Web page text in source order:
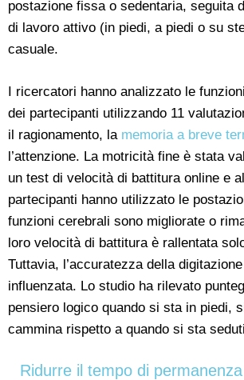
postazione fissa o sedentaria, seguita
di lavoro attivo (in piedi, a piedi o su
casuale.
I ricercatori hanno analizzato le
dei partecipanti utilizzando 11
il ragionamento, la memoria a breve
l’attenzione. La motricità fine è stata
un test di velocità di battitura online e
partecipanti hanno utilizzato le
funzioni cerebrali sono migliorate o
loro velocità di battitura è rallentata
Tuttavia, l’accuratezza della
influenzata. Lo studio ha rilevato
pensiero logico quando si sta in piedi,
cammina rispetto a quando si sta
Ridurre il tempo di